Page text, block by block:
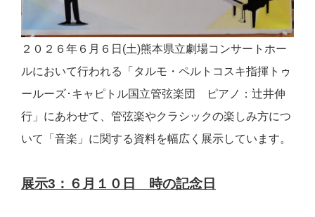
２０２６年６月６日(土)熊本県立劇場コンサートホー
ルにおいて行われる
「タルモ・ペルトコスキ指揮トゥ
ールーズ･キャピトル国立管弦楽団 ピアノ：辻󠄀井伸
行」にあわせて、管弦楽やクラシックの楽しみ方につ
いて「音楽」に関する資料を幅広く展示しています。
展示3：６月１０日 時の記念日